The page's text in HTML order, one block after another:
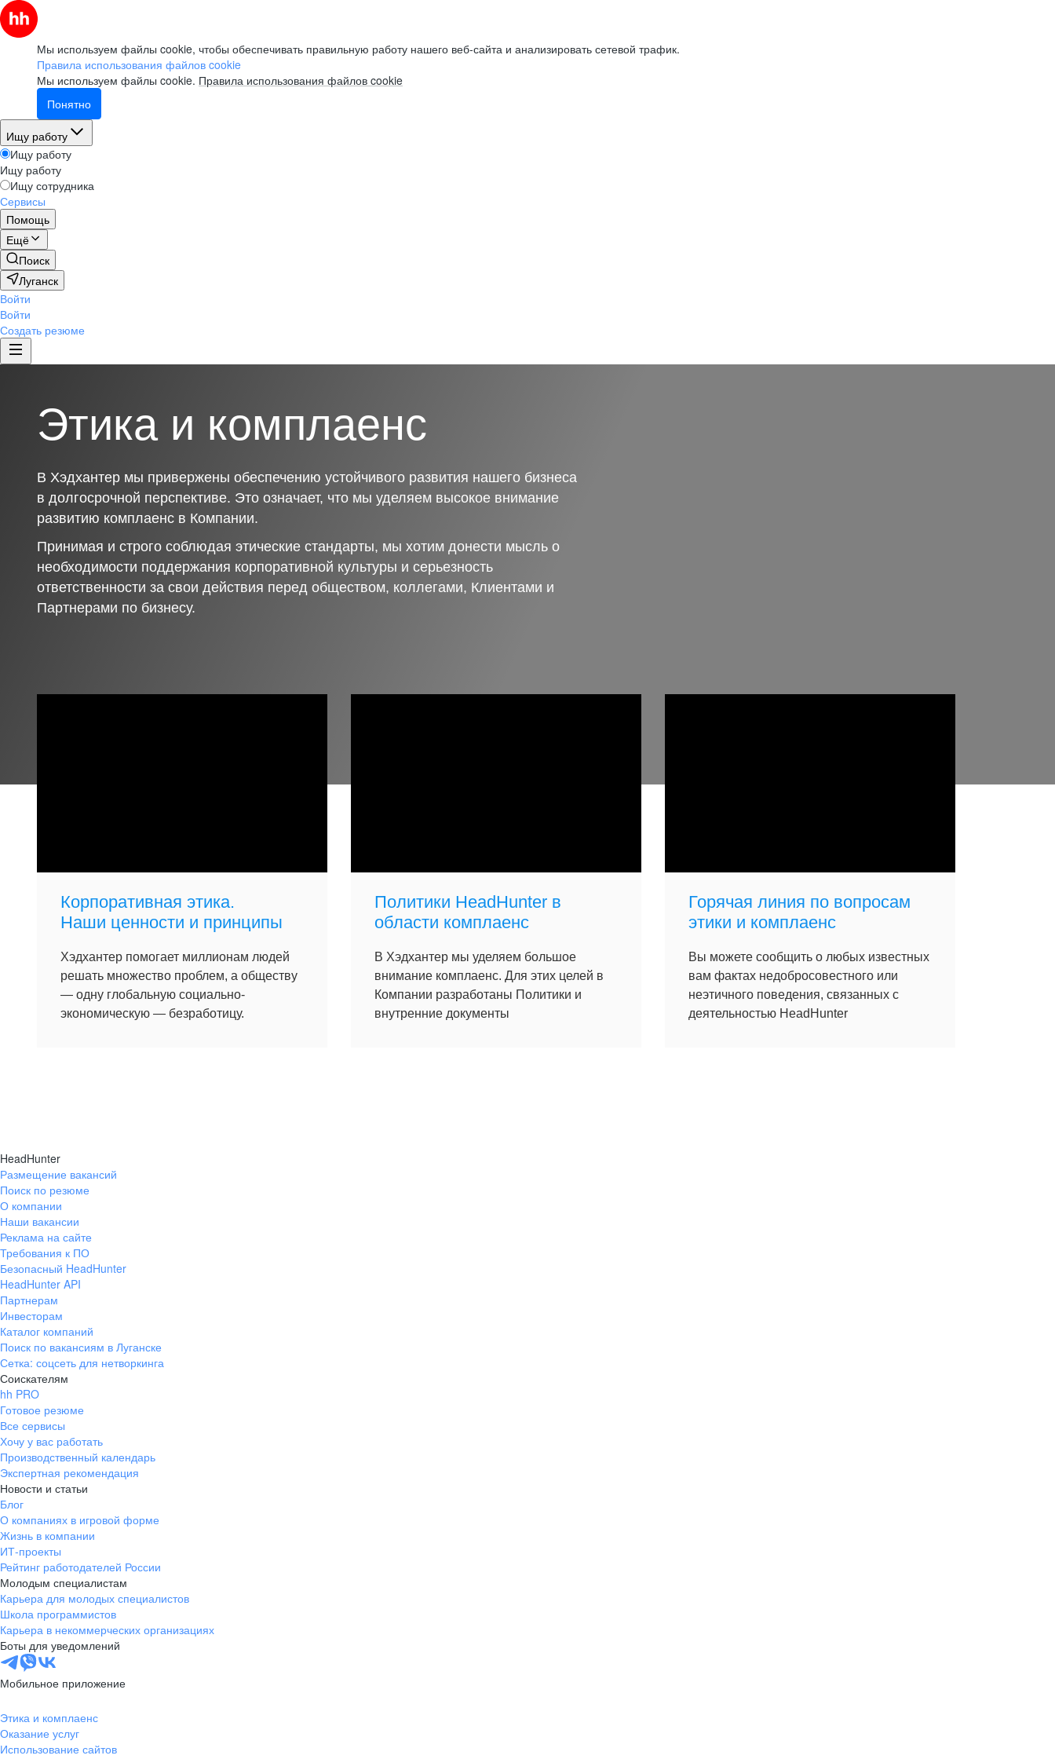
Мы используем файлы cookie, чтобы обеспечивать правильную работу нашего веб-сайта и анализировать сетевой трафик.
Правила использования файлов cookie
Мы используем файлы cookie. Правила использования файлов cookie
Понятно
Ищу работу
Ищу работу
Ищу работу
Ищу сотрудника
Сервисы
Помощь
Ещё
Поиск
Луганск
Войти
Войти
Создать резюме
Этика и комплаенс
В Хэдхантер мы привержены обеспечению устойчивого развития нашего бизнеса
в долгосрочной перспективе. Это означает, что мы уделяем высокое внимание
развитию комплаенс в Компании.
Принимая и строго соблюдая этические стандарты, мы хотим донести мысль о
необходимости поддержания корпоративной культуры и серьезность
ответственности за свои действия перед обществом, коллегами, Клиентами и
Партнерами по бизнесу.
Корпоративная этика.
Наши ценности и принципы
Хэдхантер помогает миллионам людей
решать множество проблем, а обществу
— одну глобальную социально-
экономическую — безработицу.
Политики HeadHunter в
области комплаенс
В Хэдхантер мы уделяем большое
внимание комплаенс. Для этих целей в
Компании разработаны Политики и
внутренние документы
Горячая линия по вопросам
этики и комплаенс
Вы можете сообщить о любых известных
вам фактах недобросовестного или
неэтичного поведения, связанных с
деятельностью HeadHunter
HeadHunter
Размещение вакансий
Поиск по резюме
О компании
Наши вакансии
Реклама на сайте
Требования к ПО
Безопасный HeadHunter
HeadHunter API
Партнерам
Инвесторам
Каталог компаний
Поиск по вакансиям в Луганске
Сетка: соцсеть для нетворкинга
Соискателям
hh PRO
Готовое резюме
Все сервисы
Хочу у вас работать
Производственный календарь
Экспертная рекомендация
Новости и статьи
Блог
О компаниях в игровой форме
Жизнь в компании
ИТ-проекты
Рейтинг работодателей России
Молодым специалистам
Карьера для молодых специалистов
Школа программистов
Карьера в некоммерческих организациях
Боты для уведомлений
Мобильное приложение
Этика и комплаенс
Оказание услуг
Использование сайтов